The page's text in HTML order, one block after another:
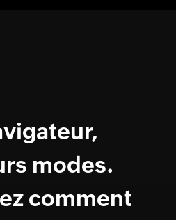
modes.
comment